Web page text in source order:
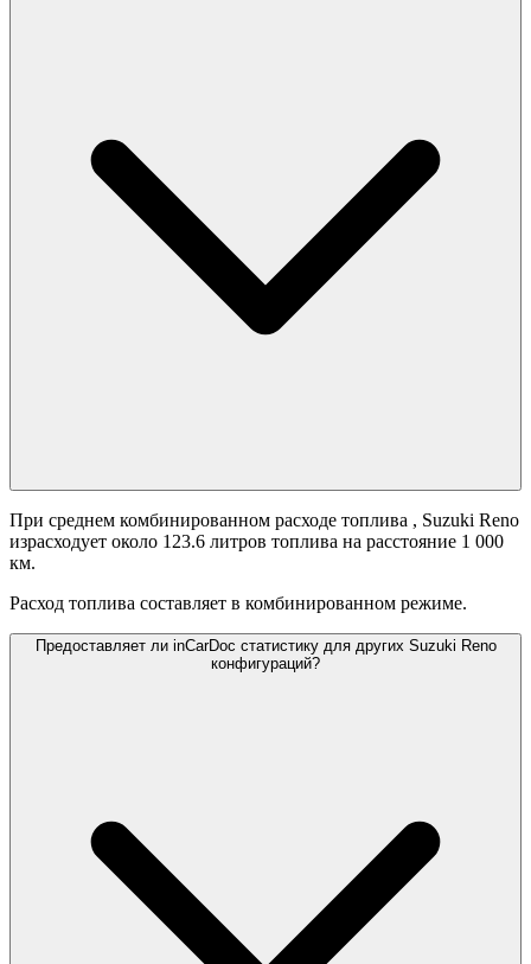
При среднем комбинированном расходе топлива , Suzuki Reno
израсходует около 123.6 литров топлива на расстояние 1 000
км.
Расход топлива составляет в комбинированном режиме.
Предоставляет ли inCarDoc статистику для других Suzuki Reno
конфигураций?